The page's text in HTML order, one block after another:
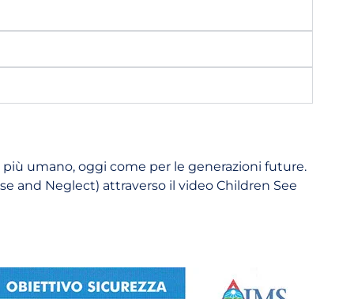
umano, oggi come per le generazioni future.
and Neglect) attraverso il video Children See